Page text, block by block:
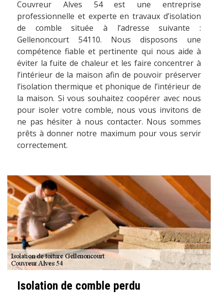
Couvreur Alves 54 est une entreprise
professionnelle et experte en travaux d’isolation
de comble située à l’adresse suivante :
Gellenoncourt 54110. Nous disposons une
compétence fiable et pertinente qui nous aide à
éviter la fuite de chaleur et les faire concentrer à
l’intérieur de la maison afin de pouvoir préserver
l’isolation thermique et phonique de l’intérieur de
la maison. Si vous souhaitez coopérer avec nous
pour isoler votre comble, nous vous invitons de
ne pas hésiter à nous contacter. Nous sommes
prêts à donner notre maximum pour vous servir
correctement.
Isolation de comble perdu